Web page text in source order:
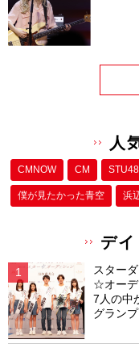
人
CMNOW CM STU48
僕が⾒たかった⻘空 浜
デ
スター
☆オーデ
7人の中
グラン